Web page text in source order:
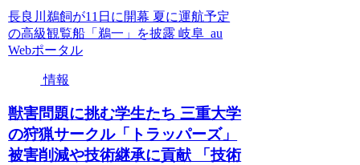
長良川鵜飼が11日に開幕 夏に運航予定
の高級観覧船「鵜一」を披露 岐阜 au
Webポータル
情報
獣害問題に挑む学生たち 三重大学
の狩猟サークル「トラッパーズ」
被害削減や技術継承に貢献 「技術